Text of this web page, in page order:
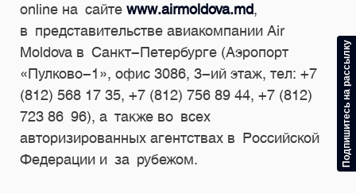
online на сайте www.airmoldova.md,
в представительстве авиакомпании Air
Moldova в Санкт-Петербурге (Аэропорт
«Пулково-1», офис 3086, 3-ий этаж, тел: +7
(812) 568 17 35, +7 (812) 756 89 44, +7 (812)
723 86 96), а также во всех
авторизированных агентствах в Российской
Федерации и за рубежом.
Подпишитесь на рассылку